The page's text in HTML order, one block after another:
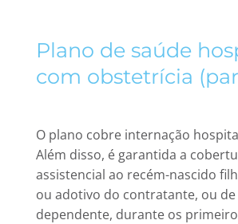
Plano de saúde
com obstetrícia
O plano cobre internação
Além disso, é garantida a
assistencial ao recém-nascido
ou adotivo do contratante, ou de
dependente, durante os